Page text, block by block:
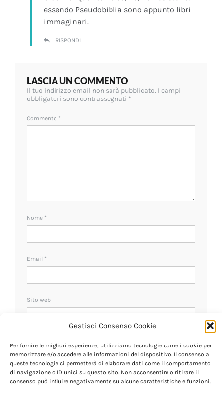
Gestisci Consenso Cookie
Per fornire le migliori esperienze, utilizziamo tecnologie come i cookie per
memorizzare e/o accedere alle informazioni del dispositivo. Il consenso a
queste tecnologie ci permetterà di elaborare dati come il comportamento
di navigazione o ID unici su questo sito. Non acconsentire o ritirare il
consenso può influire negativamente su alcune caratteristiche e funzioni.
essendo Pseudobiblia sono appunto libri
immaginari.
RISPONDI
LASCIA UN COMMENTO
Il tuo indirizzo email non sarà pubblicato. I campi
obbligatori sono contrassegnati *
Commento *
Nome *
Email *
Sito web